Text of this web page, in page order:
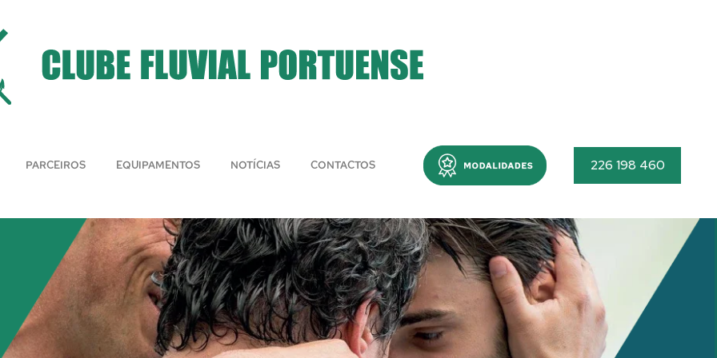
PARCEIROS EQUIPAMENTOS NOTÍCIAS CONTACTOS Menu 226 198 460